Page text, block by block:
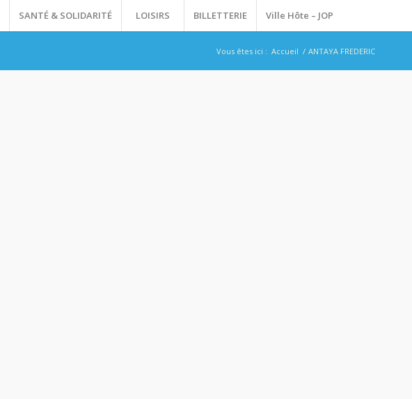
SANTÉ & SOLIDARITÉ LOISIRS BILLETTERIE Ville Hôte – JOP
Vous êtes ici : Accueil / ANTAYA FREDERIC